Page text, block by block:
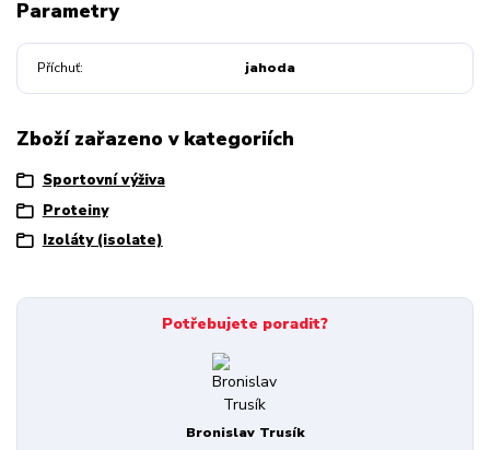
Parametry
Příchuť jahoda
Zboží zařazeno v kategoriích
Sportovní výživa
Proteiny
Izoláty (isolate)
Potřebujete poradit?
Bronislav Trusík